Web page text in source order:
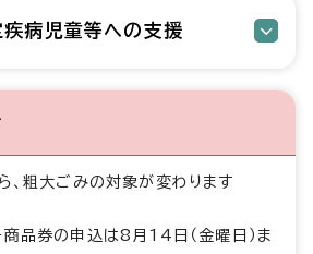
病児童等への支援
粗大ごみの対象が変わります
商品券の申込は8月14日（金曜日）ま